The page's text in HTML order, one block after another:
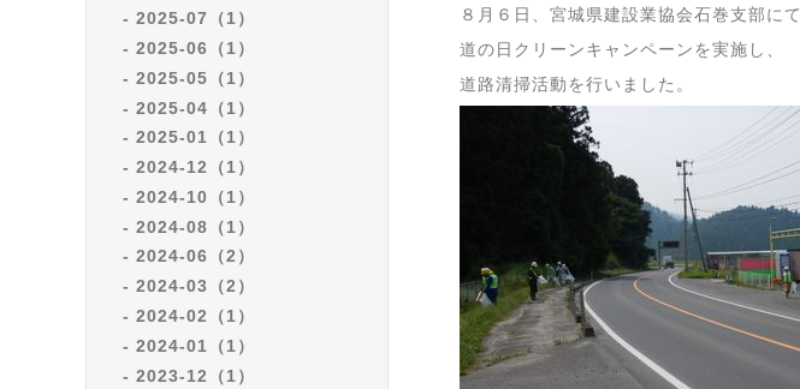
2025-07（1）
2025-06（1）
2025-05（1）
2025-04（1）
2025-01（1）
2024-12（1）
2024-10（1）
2024-08（1）
2024-06（2）
2024-03（2）
2024-02（1）
2024-01（1）
2023-12（1）
８月６日、宮城県建設業協会石巻支部にて
道の日クリーンキャンペーンを実施し、
道路清掃活動を行いました。